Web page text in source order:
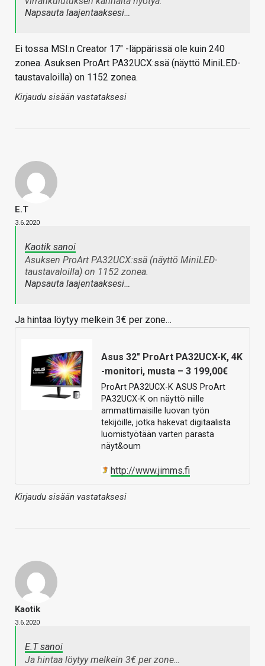
Napsauta laajentaaksesi…
Ei tossa MSI:n Creator 17" -läppärissä ole kuin 240
zonea. Asuksen ProArt PA32UCX:ssä (näyttö MiniLED-
taustavaloilla) on 1152 zonea.
Kirjaudu sisään vastataksesi
E.T
3.6.2020
Kaotik sanoi
Asuksen ProArt PA32UCX:ssä (näyttö MiniLED-
taustavaloilla) on 1152 zonea.
Napsauta laajentaaksesi…
Ja hintaa löytyy melkein 3€ per zone…
Asus 32" ProArt PA32UCX-K, 4K
-monitori, musta – 3 199,00€
ProArt PA32UCX-K ASUS ProArt
PA32UCX-K on näyttö niille
ammattimaisille luovan työn
tekijöille, jotka hakevat digitaalista
luomistyötään varten parasta
näyt&oum
http://www.jimms.fi
Kirjaudu sisään vastataksesi
Kaotik
3.6.2020
E.T sanoi
Ja hintaa löytyy melkein 3€ per zone…